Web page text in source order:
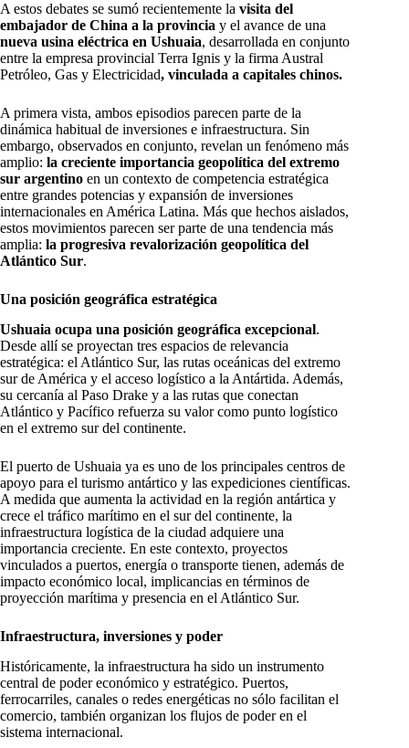
A estos debates se sumó recientemente la visita del
embajador de China a la provincia y el avance de una
nueva usina eléctrica en Ushuaia, desarrollada en conjunto
entre la empresa provincial Terra Ignis y la firma Austral
Petróleo, Gas y Electricidad, vinculada a capitales chinos.
A primera vista, ambos episodios parecen parte de la
dinámica habitual de inversiones e infraestructura. Sin
embargo, observados en conjunto, revelan un fenómeno más
amplio: la creciente importancia geopolítica del extremo
sur argentino en un contexto de competencia estratégica
entre grandes potencias y expansión de inversiones
internacionales en América Latina. Más que hechos aislados,
estos movimientos parecen ser parte de una tendencia más
amplia: la progresiva revalorización geopolítica del
Atlántico Sur.
Una posición geográfica estratégica
Ushuaia ocupa una posición geográfica excepcional.
Desde allí se proyectan tres espacios de relevancia
estratégica: el Atlántico Sur, las rutas oceánicas del extremo
sur de América y el acceso logístico a la Antártida. Además,
su cercanía al Paso Drake y a las rutas que conectan
Atlántico y Pacífico refuerza su valor como punto logístico
en el extremo sur del continente.
El puerto de Ushuaia ya es uno de los principales centros de
apoyo para el turismo antártico y las expediciones científicas.
A medida que aumenta la actividad en la región antártica y
crece el tráfico marítimo en el sur del continente, la
infraestructura logística de la ciudad adquiere una
importancia creciente. En este contexto, proyectos
vinculados a puertos, energía o transporte tienen, además de
impacto económico local, implicancias en términos de
proyección marítima y presencia en el Atlántico Sur.
Infraestructura, inversiones y poder
Históricamente, la infraestructura ha sido un instrumento
central de poder económico y estratégico. Puertos,
ferrocarriles, canales o redes energéticas no sólo facilitan el
comercio, también organizan los flujos de poder en el
sistema internacional.